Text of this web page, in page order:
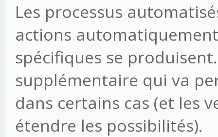
Les processus
actions
spécifiques se
supplémentaire qui va
dans certains cas (et les
étendre les possibilités).